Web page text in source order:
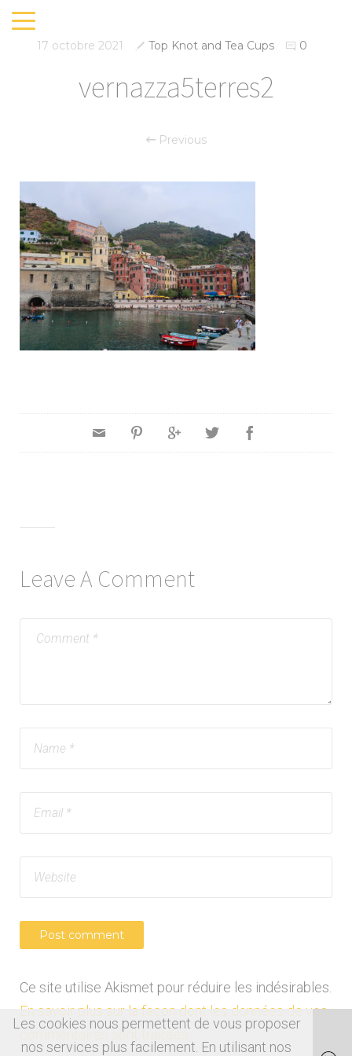
17 octobre 2021 Top Knot and Tea Cups 0
vernazza5terres2
Previous
Leave A Comment
Ce site utilise Akismet pour réduire les indésirables.
En savoir plus sur la façon dont les données de vos
commentaires sont traitées
Les cookies nous permettent de vous proposer
nos services plus facilement. En utilisant nos